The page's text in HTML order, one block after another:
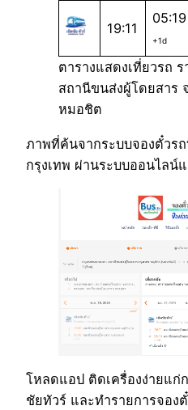
19:11
05:19
+1d
ตารางแสดงเที่ยวรถ
สถานีขนส่งผู้โดยสาร
หมอชิต
ภาพที่ค้นจากระบบจองตั๋วร
กรุงเทพ ผ่านระบบออนไลน์
โหลดแอป ติดเครื่องง่ายแก่
ชัยทัวร์ และทำรายการจอง